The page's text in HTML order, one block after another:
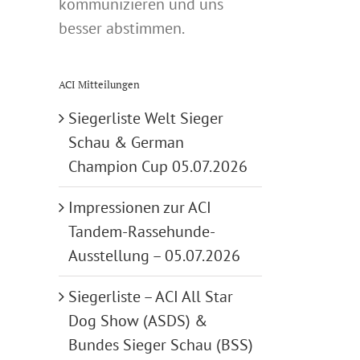
besser abstimmen.
ACI Mitteilungen
Siegerliste Welt Sieger
Schau & German
Champion Cup 05.07.2026
Impressionen zur ACI
Tandem-Rassehunde-
Ausstellung – 05.07.2026
Siegerliste – ACI All Star
Dog Show (ASDS) &
Bundes Sieger Schau (BSS)